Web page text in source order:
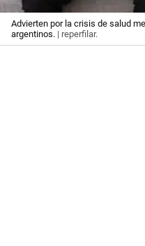
Advierten por la crisis de salud
argentinos. | reperfilar.